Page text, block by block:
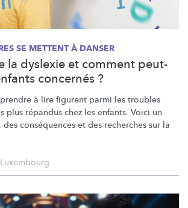
SE METTENT À DANSER
la dyslexie et comment peut-
concernés ?
à lire figurent parmi les troubles
plus répandus chez les enfants. Voici un
des conséquences et des recherches sur la